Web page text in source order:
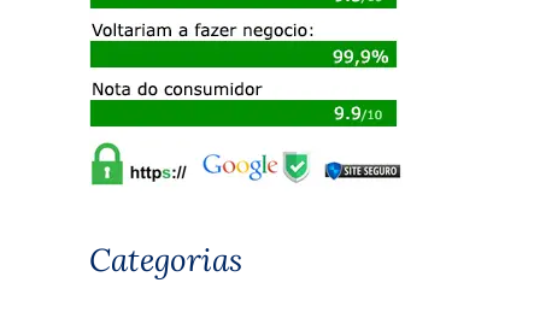
Categorias